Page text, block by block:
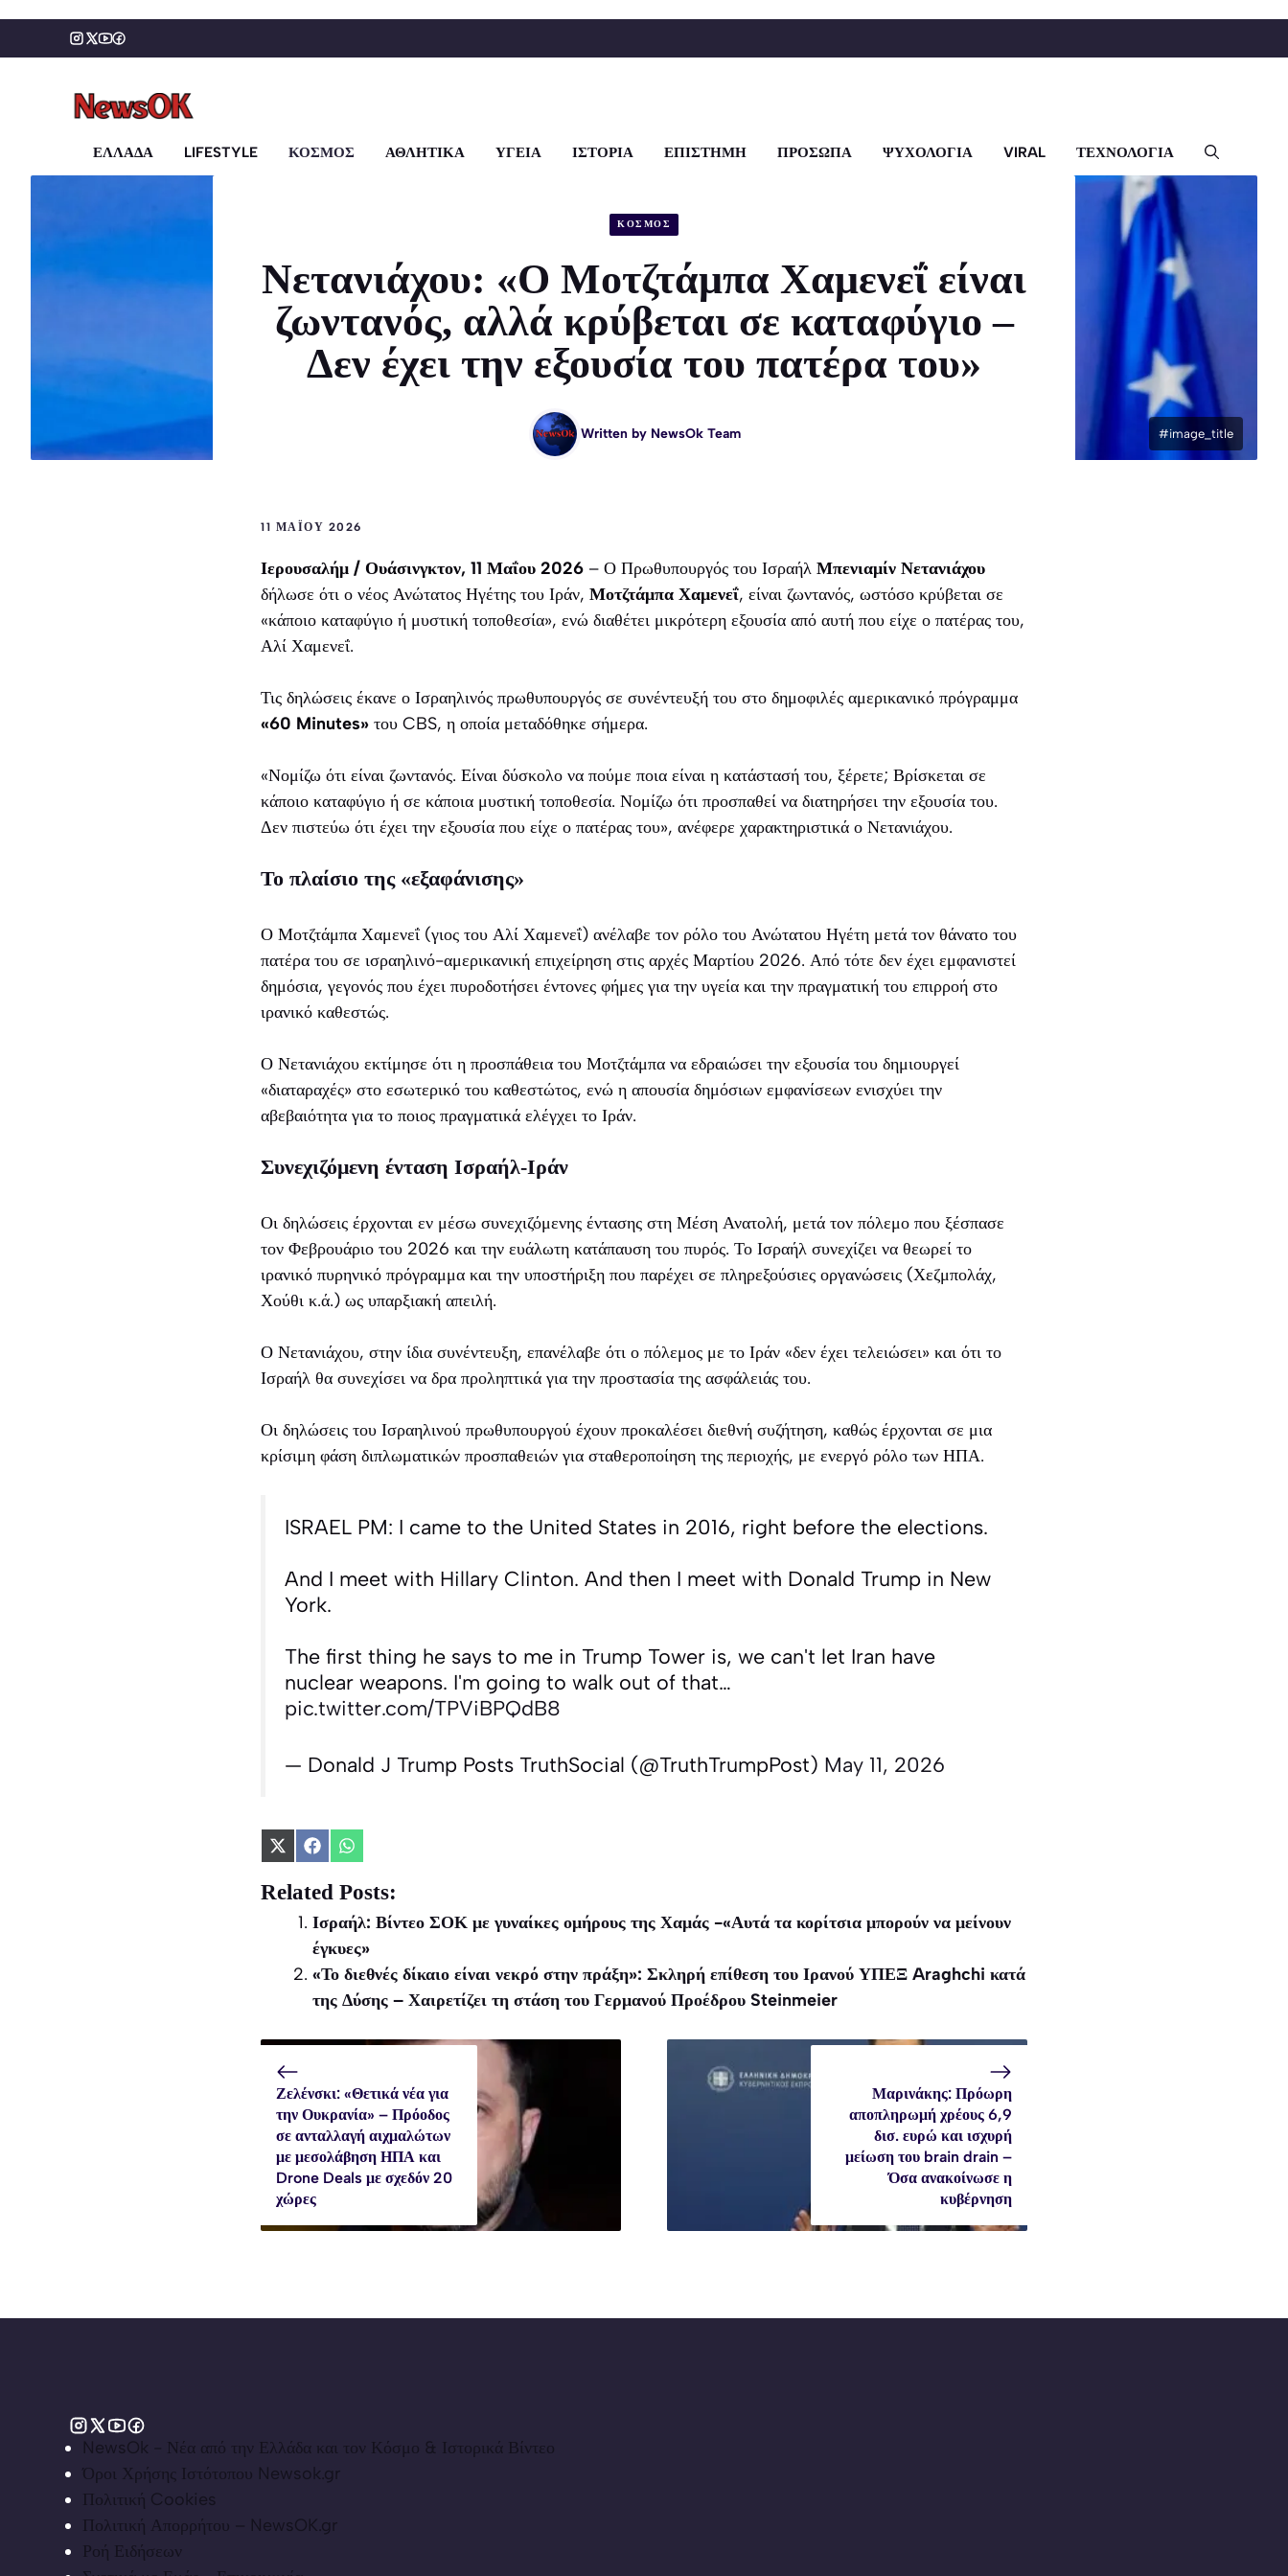
περιεχόμενο
ΕΛΛΑΔΑ LIFESTYLE ΚΟΣΜΟΣ ΑΘΛΗΤΙΚΑ ΥΓΕΙΑ ΙΣΤΟΡΙΑ ΕΠΙΣΤΗΜΗ ΠΡΟΣΩΠΑ ΨΥΧΟΛΟΓΙΑ VIRAL ΤΕΧΝΟΛΟΓΙΑ
#image_title
ΚΟΣΜΟΣ
Νετανιάχου: «Ο Μοτζτάμπα Χαμενεΐ είναι
ζωντανός, αλλά κρύβεται σε καταφύγιο –
Δεν έχει την εξουσία του πατέρα του»
Written by NewsOk Team
11 ΜΑΪ́ΟΥ 2026
Ιερουσαλήμ / Ουάσινγκτον, 11 Μαΐου 2026 – Ο Πρωθυπουργός του Ισραήλ Μπενιαμίν Νετανιάχου
δήλωσε ότι ο νέος Ανώτατος Ηγέτης του Ιράν, Μοτζτάμπα Χαμενεΐ, είναι ζωντανός, ωστόσο κρύβεται σε
«κάποιο καταφύγιο ή μυστική τοποθεσία», ενώ διαθέτει μικρότερη εξουσία από αυτή που είχε ο πατέρας του,
Αλί Χαμενεΐ.
Τις δηλώσεις έκανε ο Ισραηλινός πρωθυπουργός σε συνέντευξή του στο δημοφιλές αμερικανικό πρόγραμμα
«60 Minutes» του CBS, η οποία μεταδόθηκε σήμερα.
«Νομίζω ότι είναι ζωντανός. Είναι δύσκολο να πούμε ποια είναι η κατάστασή του, ξέρετε; Βρίσκεται σε
κάποιο καταφύγιο ή σε κάποια μυστική τοποθεσία. Νομίζω ότι προσπαθεί να διατηρήσει την εξουσία του.
Δεν πιστεύω ότι έχει την εξουσία που είχε ο πατέρας του», ανέφερε χαρακτηριστικά ο Νετανιάχου.
Το πλαίσιο της «εξαφάνισης»
Ο Μοτζτάμπα Χαμενεΐ (γιος του Αλί Χαμενεΐ) ανέλαβε τον ρόλο του Ανώτατου Ηγέτη μετά τον θάνατο του
πατέρα του σε ισραηλινό-αμερικανική επιχείρηση στις αρχές Μαρτίου 2026. Από τότε δεν έχει εμφανιστεί
δημόσια, γεγονός που έχει πυροδοτήσει έντονες φήμες για την υγεία και την πραγματική του επιρροή στο
ιρανικό καθεστώς.
Ο Νετανιάχου εκτίμησε ότι η προσπάθεια του Μοτζτάμπα να εδραιώσει την εξουσία του δημιουργεί
«διαταραχές» στο εσωτερικό του καθεστώτος, ενώ η απουσία δημόσιων εμφανίσεων ενισχύει την
αβεβαιότητα για το ποιος πραγματικά ελέγχει το Ιράν.
Συνεχιζόμενη ένταση Ισραήλ-Ιράν
Οι δηλώσεις έρχονται εν μέσω συνεχιζόμενης έντασης στη Μέση Ανατολή, μετά τον πόλεμο που ξέσπασε
τον Φεβρουάριο του 2026 και την ευάλωτη κατάπαυση του πυρός. Το Ισραήλ συνεχίζει να θεωρεί το
ιρανικό πυρηνικό πρόγραμμα και την υποστήριξη που παρέχει σε πληρεξούσιες οργανώσεις (Χεζμπολάχ,
Χούθι κ.ά.) ως υπαρξιακή απειλή.
Ο Νετανιάχου, στην ίδια συνέντευξη, επανέλαβε ότι ο πόλεμος με το Ιράν «δεν έχει τελειώσει» και ότι το
Ισραήλ θα συνεχίσει να δρα προληπτικά για την προστασία της ασφάλειάς του.
Οι δηλώσεις του Ισραηλινού πρωθυπουργού έχουν προκαλέσει διεθνή συζήτηση, καθώς έρχονται σε μια
κρίσιμη φάση διπλωματικών προσπαθειών για σταθεροποίηση της περιοχής, με ενεργό ρόλο των ΗΠΑ.
ISRAEL PM: I came to the United States in 2016, right before the elections.
And I meet with Hillary Clinton. And then I meet with Donald Trump in New
York.
The first thing he says to me in Trump Tower is, we can't let Iran have
nuclear weapons. I'm going to walk out of that…
pic.twitter.com/TPViBPQdB8
— Donald J Trump Posts TruthSocial (@TruthTrumpPost) May 11, 2026
Share
X
(Twitter)
Share
Facebook
Share
WhatsApp
Related Posts:
Ισραήλ: Βίντεο ΣΟΚ με γυναίκες ομήρους της Χαμάς -«Αυτά τα κορίτσια μπορούν να μείνουν
έγκυες»
«Το διεθνές δίκαιο είναι νεκρό στην πράξη»: Σκληρή επίθεση του Ιρανού ΥΠΕΞ Araghchi κατά
της Δύσης – Χαιρετίζει τη στάση του Γερμανού Προέδρου Steinmeier
Ζελένσκι: «Θετικά νέα για
την Ουκρανία» – Πρόοδος
σε ανταλλαγή αιχμαλώτων
με μεσολάβηση ΗΠΑ και
Drone Deals με σχεδόν 20
χώρες
Μαρινάκης: Πρόωρη
αποπληρωμή χρέους 6,9
δισ. ευρώ και ισχυρή
μείωση του brain drain –
Όσα ανακοίνωσε η
κυβέρνηση
NewsOk - Νέα από την Ελλάδα και τον Κόσμο & Ιστορικά Βίντεο
Όροι Χρήσης Ιστότοπου Newsok.gr
Πολιτική Cookies
Πολιτική Απορρήτου – NewsOK.gr
Ροή Ειδήσεων